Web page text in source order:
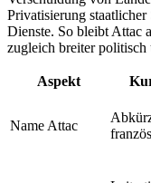
Privatisierung
Dienste. So bleibt Attac
zugleich breiter politisch
Aspekt
Name Attac